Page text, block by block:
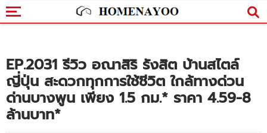
EP.2031 รีวิว อณาสิริ รังสิต บ้านสไตล์
ญี่ปุ่น สะดวกทุกการใช้ชีวิต ใกล้ทางด่วน
ด่านบางพูน เพียง 1.5 กม.* ราคา 4.59-8
ล้านบาท*